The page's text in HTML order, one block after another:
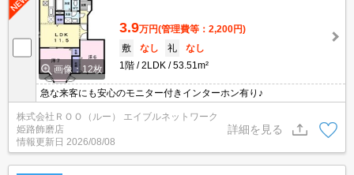
画像：12枚
3.9万円(管理費等：2,200円)
敷
なし 礼
なし
1階
2LDK 53.51m²
急な来客にも安心のモニター付きインターホン有り♪
株式会社ＲＯＯ（ルー） エイブルネットワーク
姫路飾磨店
情報更新日 2026/08/08
詳細を見る